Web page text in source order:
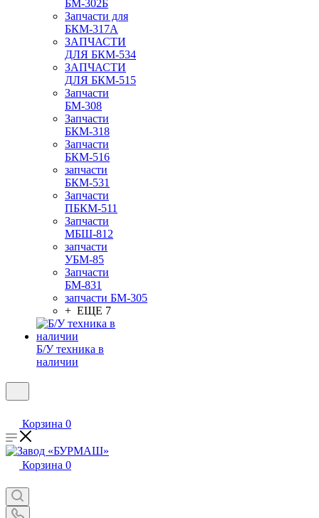
БМ-302Б
Запчасти для
БКМ-317А
ЗАПЧАСТИ
ДЛЯ БКМ-534
ЗАПЧАСТИ
ДЛЯ БКМ-515
Запчасти
БМ-308
Запчасти
БКМ-318
Запчасти
БКМ-516
запчасти
БКМ-531
Запчасти
ПБКМ-511
Запчасти
МБШ-812
запчасти
УБМ-85
Запчасти
БМ-831
запчасти БМ-305
+ ЕЩЕ 7
Б/У техника в
наличии
Корзина 0
Корзина 0